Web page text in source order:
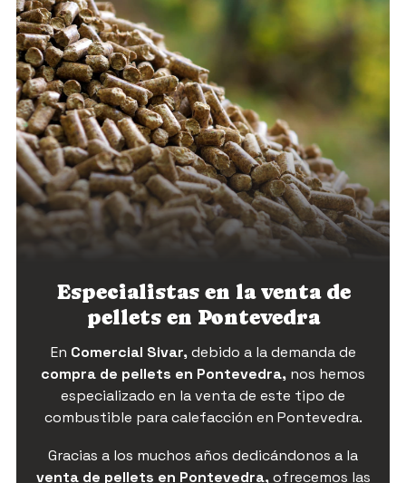
que quieras, indicándonos, si quieres, la raza.
Comprar gallinas
Especialistas en la venta de
pellets en Pontevedra
EnComercial Sivar,debido a la demanda de
compra de pellets en Pontevedra,nos hemos